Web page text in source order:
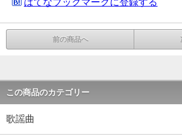
はてなブックマークに登録する
前の商品へ
この商品のカテゴリー
歌謡曲